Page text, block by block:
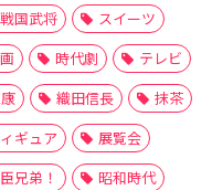
戦国武将
スイーツ
時代劇
テレビ
織田信長
抹茶
ギュア
展覧会
兄弟！
昭和時代